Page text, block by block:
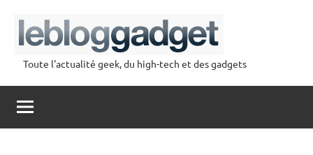
contenu
lebloggadget
Toute l'actualité geek, du high-tech et des gadgets